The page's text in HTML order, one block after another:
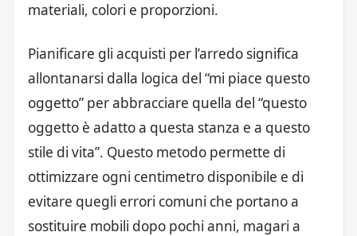
materiali, colori e proporzioni.
Pianificare gli acquisti per l’arredo significa
allontanarsi dalla logica del “mi piace questo
oggetto” per abbracciare quella del “questo
oggetto è adatto a questa stanza e a questo
stile di vita”. Questo metodo permette di
ottimizzare ogni centimetro disponibile e di
evitare quegli errori comuni che portano a
sostituire mobili dopo pochi anni, magari a